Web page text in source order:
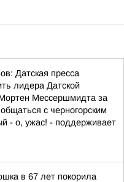
Датская пресса
лидера Датской
Мессершмидта за
с черногорским
- о, ужас! - поддерживает
в 67 лет покорила